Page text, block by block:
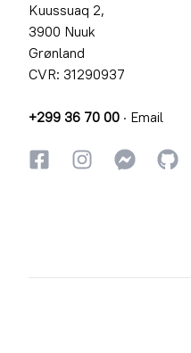
Kuussuaq 2,
3900 Nuuk
Grønland
CVR: 31290937
+299 36 70 00 · Email
FacebookInstagramInstagram
GitHub